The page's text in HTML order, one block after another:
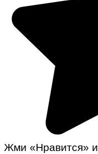
Жми «Нравится»